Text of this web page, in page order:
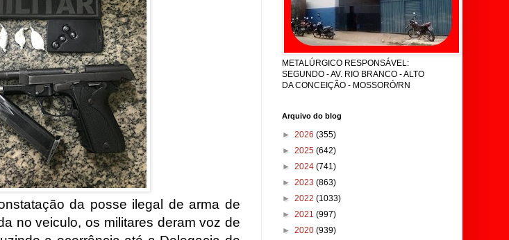
da posse ilegal de arma de
no veiculo, os militares deram voz de
METALÚRGICO RESPONSÁVEL:
SEGUNDO - AV. RIO BRANCO - ALTO
DA CONCEIÇÃO - MOSSORÓ/RN
Arquivo do blog
► 2026 (355)
► 2025 (642)
► 2024 (741)
► 2023 (863)
► 2022 (1033)
► 2021 (997)
► 2020 (939)